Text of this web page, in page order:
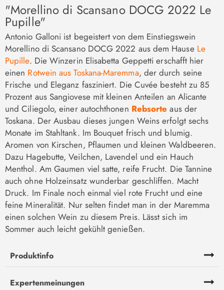
"Morellino di Scansano DOCG 2022 Le
Pupille"
Antonio Galloni ist begeistert von dem Einstiegswein
Morellino di Scansano DOCG 2022 aus dem Hause Le
Pupille. Die Winzerin Elisabetta Geppetti erschafft hier
einen Rotwein aus Toskana-Maremma, der durch seine
Frische und Eleganz fasziniert. Die Cuvée besteht zu 85
Prozent aus Sangiovese mit kleinen Anteilen an Alicante
und Ciliegolo, einer autochthonen Rebsorte aus der
Toskana. Der Ausbau dieses jungen Weins erfolgt sechs
Monate im Stahltank. Im Bouquet frisch und blumig.
Aromen von Kirschen, Pflaumen und kleinen Waldbeeren.
Dazu Hagebutte, Veilchen, Lavendel und ein Hauch
Menthol. Am Gaumen viel satte, reife Frucht. Die Tannine
auch ohne Holzeinsatz wunderbar geschliffen. Macht
Druck. Im Finale noch einmal viel rote Frucht und eine
feine Mineralität. Nur selten findet man in der Maremma
einen solchen Wein zu diesem Preis. Lässt sich im
Sommer auch leicht gekühlt genießen.
Produktinfo
Expertenmeinungen